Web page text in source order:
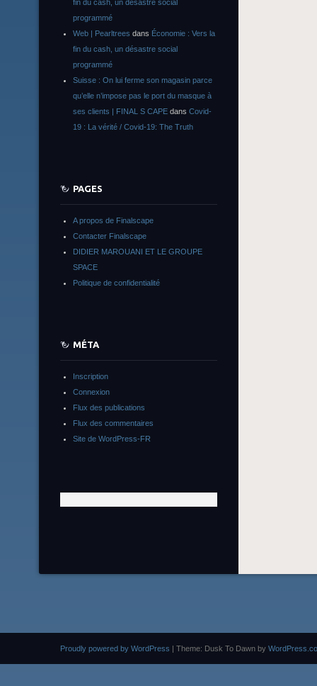
fin du cash, un désastre social
programmé
Web | Pearltrees dans Économie : Vers la
fin du cash, un désastre social
programmé
Suisse : On lui ferme son magasin parce
qu’elle n’impose pas le port du masque à
ses clients | FINAL S CAPE dans Covid-
19 : La vérité / Covid-19: The Truth
PAGES
A propos de Finalscape
Contacter Finalscape
DIDIER MAROUANI ET LE GROUPE
SPACE
Politique de confidentialité
MÉTA
Inscription
Connexion
Flux des publications
Flux des commentaires
Site de WordPress-FR
Proudly powered by WordPress | Theme: Dusk To Dawn by